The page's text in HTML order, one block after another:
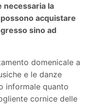
necessaria la
acquistare
sino ad
domenicale a
e le danze
informale quanto
cornice delle